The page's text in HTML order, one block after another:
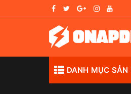
DANH MỤC SẢN